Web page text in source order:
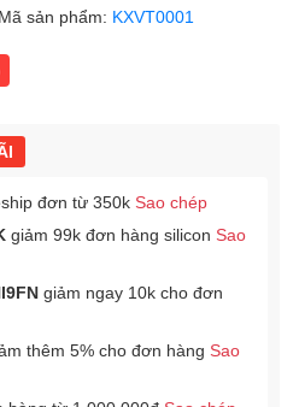
Mã sản phẩm: KXVT0001
đơn từ 350k Sao chép
giảm 99k đơn hàng silicon Sao
giảm ngay 10k cho đơn
thêm 5% cho đơn hàng Sao